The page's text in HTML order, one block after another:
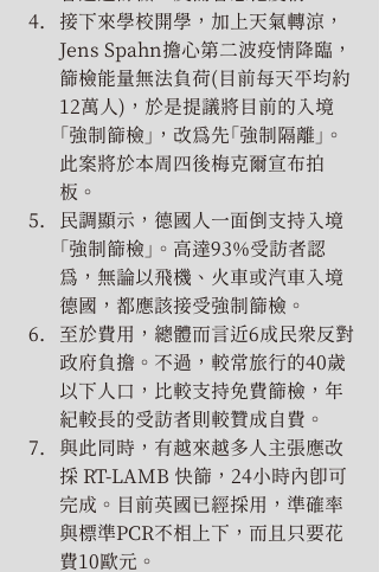
接下來學校開學，加上天氣轉涼，
Jens Spahn擔心第二波疫情降臨，
篩檢能量無法負荷(目前每天平均約
12萬人)，於是提議將目前的入境
「強制篩檢」，改為先「強制隔離」。
此案將於本周四後梅克爾宣布拍
板。
民調顯示，德國人一面倒支持入境
「強制篩檢」。高達93%受訪者認
為，無論以飛機、火車或汽車入境
德國，都應該接受強制篩檢。
至於費用，總體而言近6成民眾反對
政府負擔。不過，較常旅行的40歲
以下人口，比較支持免費篩檢，年
紀較長的受訪者則較贊成自費。
與此同時，有越來越多人主張應改
採 RT-LAMB 快篩，24小時內即可
完成。目前英國已經採用，準確率
與標準PCR不相上下，而且只要花
費10歐元。